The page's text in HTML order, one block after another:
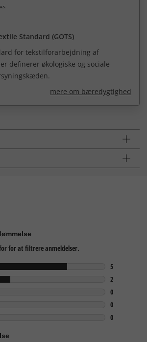
Standard (GOTS)
for tekstilforarbejdning af
definerer økologiske og sociale
mere om bæredygtighed